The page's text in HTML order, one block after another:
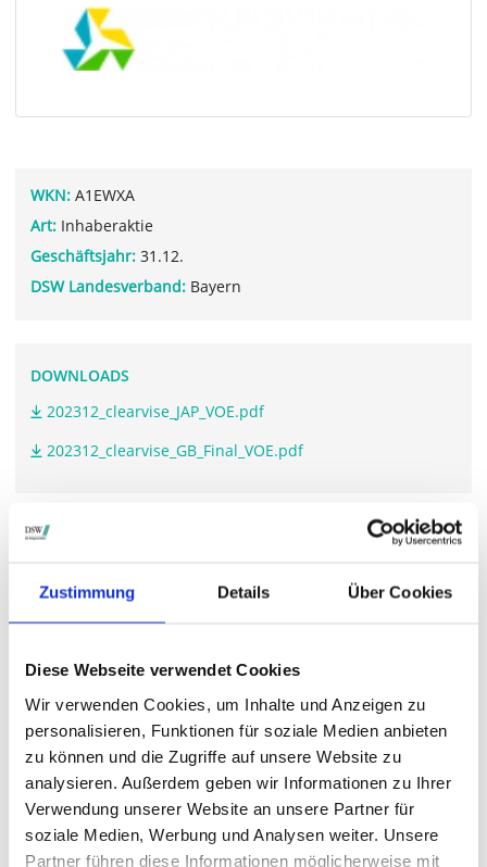
Zustimmung Details Über Cookies
Diese Webseite verwendet Cookies
Wir verwenden Cookies, um Inhalte und Anzeigen zu
personalisieren, Funktionen für soziale Medien anbieten
zu können und die Zugriffe auf unsere Website zu
analysieren. Außerdem geben wir Informationen zu Ihrer
Verwendung unserer Website an unsere Partner für
soziale Medien, Werbung und Analysen weiter. Unsere
Partner führen diese Informationen möglicherweise mit
WKN: A1EWXA
Art: Inhaberaktie
Geschäftsjahr: 31.12.
DSW Landesverband: Bayern
DOWNLOADS
202312_clearvise_JAP_VOE.pdf
202312_clearvise_GB_Final_VOE.pdf
clearvise.de/.../#hauptversammlung
STIMMRECHTSVERTRETUNG DURCH DIE DSW
Die DSW vertritt Ihre Stimmrechteauf sämtlichen
wichtigen Hauptversammlungen in Deutschland.
VERGANGENE HAUPTVERSAMMLUNGSTERMINE